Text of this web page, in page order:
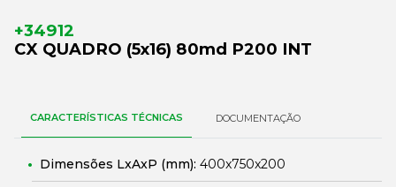
+34912
CX QUADRO (5x16) 80md P200 INT
CARACTERÍSTICAS TÉCNICAS DOCUMENTAÇÃO
Dimensões LxAxP (mm): 400x750x200